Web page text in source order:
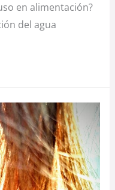
en alimentación?
del agua